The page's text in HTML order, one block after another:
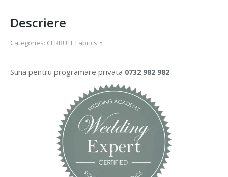
Descriere
Categories: CERRUTI, Fabrics
Suna pentru programare privata 0732 982 982